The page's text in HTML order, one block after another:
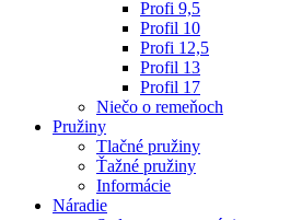
Profi 9,5
Profil 10
Profi 12,5
Profil 13
Profil 17
Niečo o remeňoch
Pružiny
Tlačné pružiny
Ťažné pružiny
Informácie
Náradie